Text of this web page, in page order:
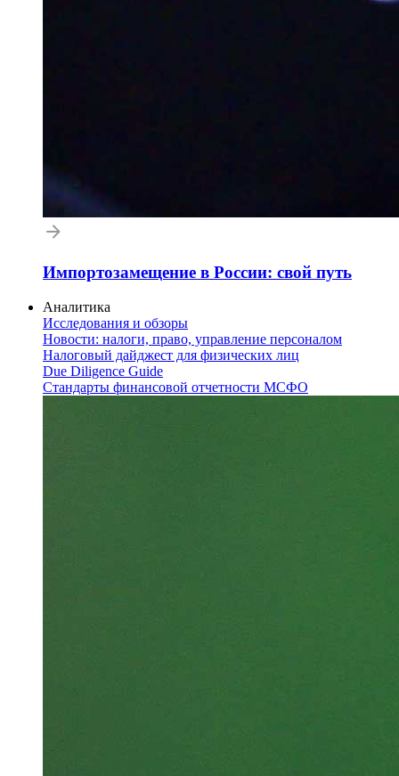
Импортозамещение в России: свой путь
Аналитика
Исследования и обзоры
Новости: налоги, право, управление персоналом
Налоговый дайджест для физических лиц
Due Diligence Guide
Стандарты финансовой отчетности МСФО